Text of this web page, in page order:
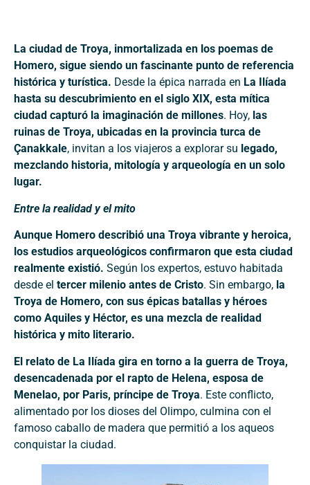
La ciudad de Troya, inmortalizada en los poemas de
Homero, sigue siendo un fascinante punto de referencia
histórica y turística. Desde la épica narrada en La Ilíada
hasta su descubrimiento en el siglo XIX, esta mítica
ciudad capturó la imaginación de millones. Hoy, las
ruinas de Troya, ubicadas en la provincia turca de
Çanakkale, invitan a los viajeros a explorar su legado,
mezclando historia, mitología y arqueología en un solo
lugar.
Entre la realidad y el mito
Aunque Homero describió una Troya vibrante y heroica,
los estudios arqueológicos confirmaron que esta ciudad
realmente existió. Según los expertos, estuvo habitada
desde el tercer milenio antes de Cristo. Sin embargo, la
Troya de Homero, con sus épicas batallas y héroes
como Aquiles y Héctor, es una mezcla de realidad
histórica y mito literario.
El relato de La Ilíada gira en torno a la guerra de Troya,
desencadenada por el rapto de Helena, esposa de
Menelao, por Paris, príncipe de Troya. Este conflicto,
alimentado por los dioses del Olimpo, culmina con el
famoso caballo de madera que permitió a los aqueos
conquistar la ciudad.